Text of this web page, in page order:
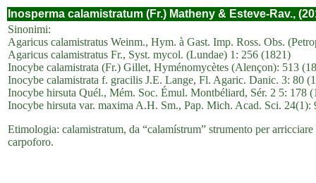
Inosperma calamistratum (Fr.) Matheny & Esteve-Rav.,
Sinonimi:
Agaricus calamistratus Weinm., Hym. à Gast. Imp. Ross. Obs.
Agaricus calamistratus Fr., Syst. mycol. (Lundae) 1: 256 (1821)
Inocybe calamistrata (Fr.) Gillet, Hyménomycètes (Alençon): 513
Inocybe calamistrata f. gracilis J.E. Lange, Fl. Agaric. Danic. 3: 80
Inocybe hirsuta Quél., Mém. Soc. Émul. Montbéliard, Sér. 2 5: 178
Inocybe hirsuta var. maxima A.H. Sm., Pap. Mich. Acad. Sci. 24(1):
Etimologia: calamistratum, da “calamístrum” strumento per
carpoforo.